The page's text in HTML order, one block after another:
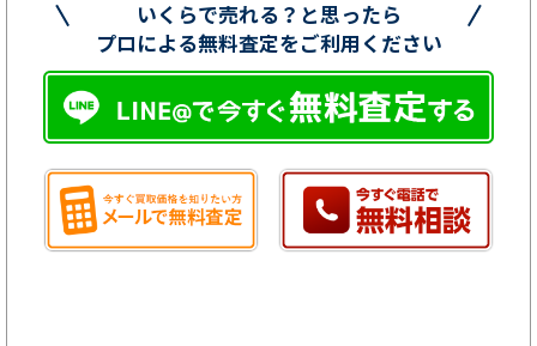
いくらで売れる？と思ったら
プロによる無料査定をご利用ください